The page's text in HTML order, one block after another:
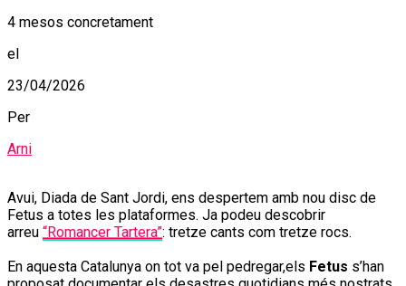
4 mesos concretament
el
23/04/2026
Per
Arni
Avui, Diada de Sant Jordi, ens despertem amb nou disc de
Fetus a totes les plataformes. Ja podeu descobrir
arreu “Romancer Tartera”: tretze cants com tretze rocs.
En aquesta Catalunya on tot va pel pedregar,els Fetus s’han